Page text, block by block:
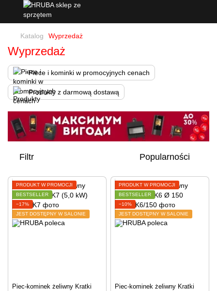
Katalog Wyprzedaż
Wyprzedaż
Piece i kominki w promocyjnych cenach
Produkty z darmową dostawą
Filtr Popularności
PRODUKT W PROMOCJI
BESTSELLER
−17%
JEST DOSTĘPNY W SALONIE
Piec-kominek żeliwny Kratki
PRODUKT W PROMOCJI
BESTSELLER
−10%
JEST DOSTĘPNY W SALONIE
Piec-kominek żeliwny Kratki